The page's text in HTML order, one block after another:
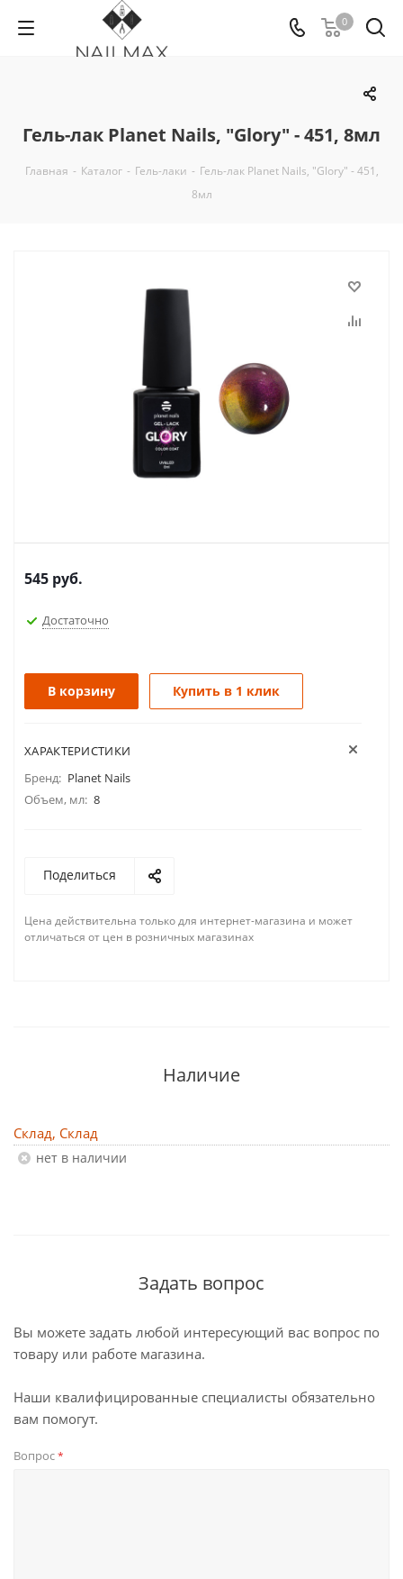
0
Гель-лак Planet Nails, "Glory" - 451, 8мл
Главная - Каталог - Гель-лаки - Гель-лак Planet Nails, "Glory" - 451,
8мл
545 руб.
Достаточно
В корзину Купить в 1 клик
ХАРАКТЕРИСТИКИ
Бренд: Planet Nails
Объем, мл: 8
Поделиться
Цена действительна только для интернет-магазина и может
отличаться от цен в розничных магазинах
Наличие
Склад, Склад
Нет в наличии
Задать вопрос
Вы можете задать любой интересующий вас вопрос по
товару или работе магазина.
Наши квалифицированные специалисты обязательно
вам помогут.
Вопрос*